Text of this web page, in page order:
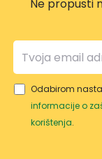
Ne propusti
Odabirom
informacije o
korištenja.